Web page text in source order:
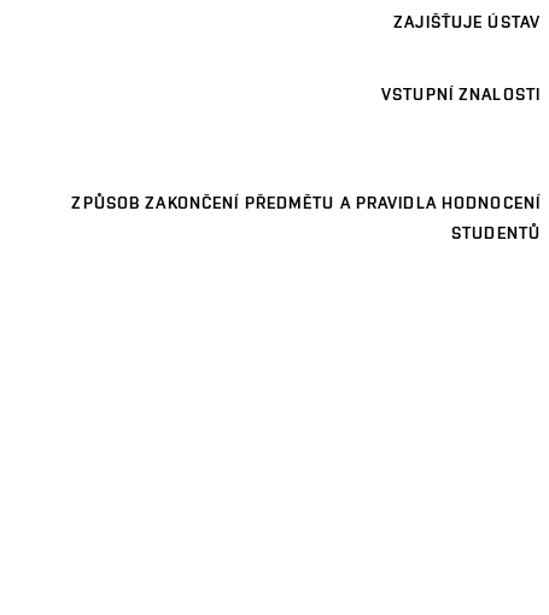
ZAJIŠŤUJE ÚSTAV
VSTUPNÍ ZNALOSTI
ZPŮSOB ZAKONČENÍ PŘEDMĚTU A PRAVIDLA HODNOCENÍ
STUDENTŮ